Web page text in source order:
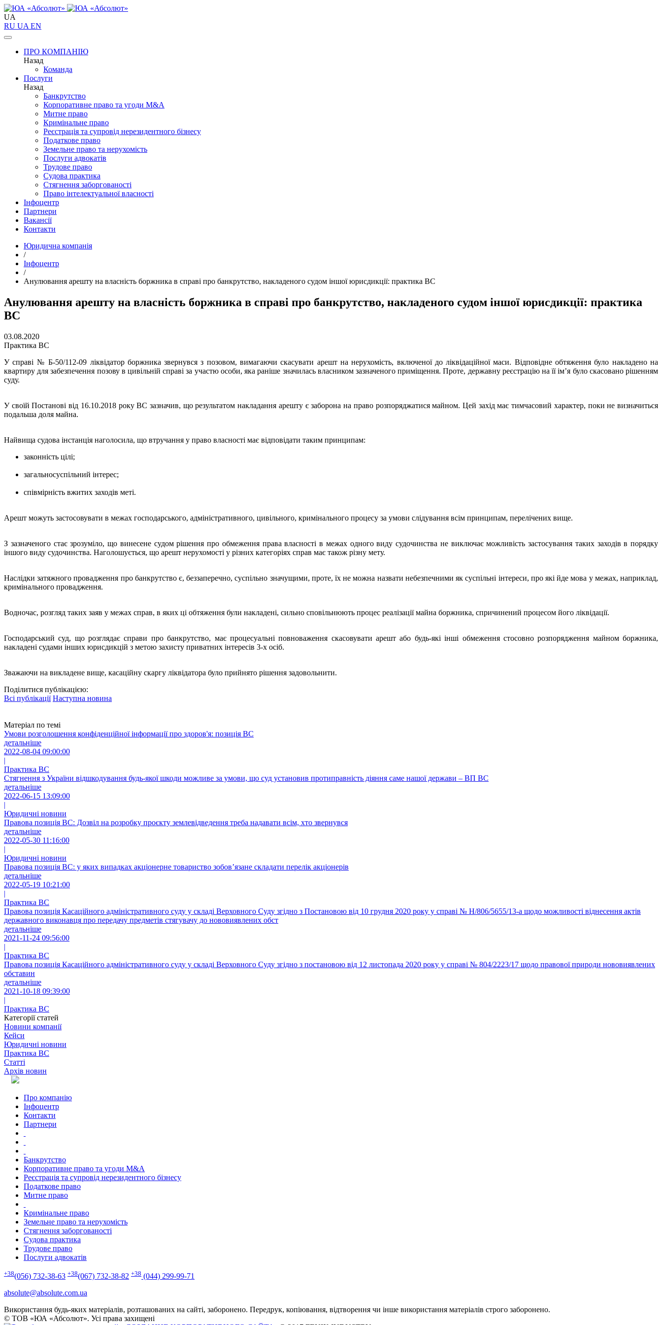
UA
RU UA EN
ПРО КОМПАНІЮ
Назад
Команда
Послуги
Назад
Банкрутство
Корпоративне право та угоди M&A
Митне право
Кримінальне право
Реєстрація та супровід нерезидентного бізнесу
Податкове право
Земельне право та нерухомість
Послуги адвокатів
Трудове право
Судова практика
Стягнення заборгованості
Право інтелектуальної власності
Інфоцентр
Партнери
Вакансії
Контакти
Юридична компанія
/
Інфоцентр
/
Анулювання арешту на власність боржника в справі про банкрутство, накладеного судом іншої юрисдикції: практика ВС
Анулювання арешту на власність боржника в справі про банкрутство, накладеного судом іншої юрисдикції: практика
ВС
03.08.2020
Практика ВС
У справі № Б-50/112-09 ліквідатор боржника звернувся з позовом, вимагаючи скасувати арешт на нерухомість, включеної до ліквідаційної маси. Відповідне обтяження було накладено на
квартиру для забезпечення позову в цивільній справі за участю особи, яка раніше значилась власником зазначеного приміщення. Проте, державну реєстрацію на її ім’я було скасовано рішенням
суду.
У своїй Постанові від 16.10.2018 року ВС зазначив, що результатом накладання арешту є заборона на право розпоряджатися майном. Цей захід має тимчасовий характер, поки не визначиться
подальша доля майна.
Найвища судова інстанція наголосила, що втручання у право власності має відповідати таким принципам:
законність цілі;
загальносуспільний інтерес;
співмірність вжитих заходів меті.
Арешт можуть застосовувати в межах господарського, адміністративного, цивільного, кримінального процесу за умови слідування всім принципам, перелічених вище.
З зазначеного стає зрозуміло, що винесене судом рішення про обмеження права власності в межах одного виду судочинства не виключає можливість застосування таких заходів в порядку
іншого виду судочинства. Наголошується, що арешт нерухомості у різних категоріях справ має також різну мету.
Наслідки затяжного провадження про банкрутство є, беззаперечно, суспільно значущими, проте, їх не можна назвати небезпечними як суспільні інтереси, про які йде мова у межах, наприклад,
кримінального провадження.
Водночас, розгляд таких заяв у межах справ, в яких ці обтяження були накладені, сильно сповільнюють процес реалізації майна боржника, спричинений процесом його ліквідації.
Господарський суд, що розглядає справи про банкрутство, має процесуальні повноваження скасовувати арешт або будь-які інші обмеження стосовно розпорядження майном боржника,
накладені судами інших юрисдикцій з метою захисту приватних інтересів 3-х осіб.
Зважаючи на викладене вище, касаційну скаргу ліквідатора було прийнято рішення задовольнити.
Поділитися публікацією:
Всі публікації Наступна новина
Матеріал по темі
Умови розголошення конфіденційної інформації про здоров'я: позиція ВС
детальніше
2022-08-04 09:00:00
|
Практика ВС
Стягнення з України відшкодування будь-якої шкоди можливе за умови, що суд установив протиправність діяння саме нашої держави – ВП ВС
детальніше
2022-06-15 13:09:00
|
Юридичні новини
Правова позиція ВС: Дозвіл на розробку проєкту землевідведення треба надавати всім, хто звернувся
детальніше
2022-05-30 11:16:00
|
Юридичні новини
Правова позиція ВС: у яких випадках акціонерне товариство зобов’язане складати перелік акціонерів
детальніше
2022-05-19 10:21:00
|
Практика ВС
Правова позиція Касаційного адміністративного суду у складі Верховного Суду згідно з Постановою від 10 грудня 2020 року у справі № Н/806/5655/13-а щодо можливості віднесення актів
державного виконавця про передачу предметів стягувачу до нововиявлених обст
детальніше
2021-11-24 09:56:00
|
Практика ВС
Правова позиція Касаційного адміністративного суду у складі Верховного Суду згідно з постановою від 12 листопада 2020 року у справі № 804/2223/17 щодо правової природи нововиявлених
обставин
детальніше
2021-10-18 09:39:00
|
Практика ВС
Категорії статей
Новини компанії
Кейси
Юридичні новини
Практика ВС
Статті
Архів новин
Про компанію
Інфоцентр
Контакти
Партнери
Банкрутство
Корпоративне право та угоди M&A
Реєстрація та супровід нерезидентного бізнесу
Податкове право
Митне право
Кримінальне право
Земельне право та нерухомість
Стягнення заборгованості
Судова практика
Трудове право
Послуги адвокатів
+38(056) 732-38-63 +38(067) 732-38-82 +38 (044) 299-99-71
absolute@absolute.com.ua
Використання будь-яких матеріалів, розташованих на сайті, заборонено. Передрук, копіювання, відтворення чи інше використання матеріалів строго заборонено.
© ТОВ «ЮА «Абсолют». Усі права захищені